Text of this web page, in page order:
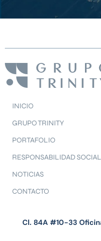
INICIO
GRUPO TRINITY
PORTAFOLIO
RESPONSABILIDAD SOCIAL
NOTICIAS
CONTACTO
Cl. 84A #10-33